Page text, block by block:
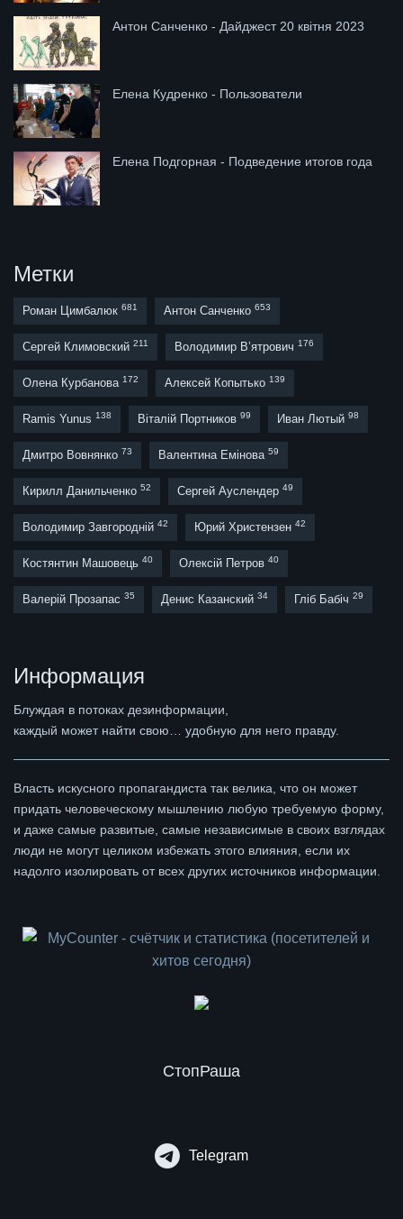
Антон Санченко - Дайджест 20 квітня 2023
Елена Кудренко - Пользователи
Елена Подгорная - Подведение итогов года
Метки
Роман Цимбалюк 681 Антон Санченко 653
Сергей Климовский 211 Володимир В’ятрович 176
Олена Курбанова 172 Алексей Копытько 139
Ramis Yunus 138 Віталій Портников 99 Иван Лютый 98
Дмитро Вовнянко 73 Валентина Емінова 59
Кирилл Данильченко 52 Сергей Ауслендер 49
Володимир Завгородній 42 Юрий Христензен 42
Костянтин Машовець 40 Олексій Петров 40
Валерій Прозапас 35 Денис Казанский 34 Гліб Бабіч 29
Информация
Блуждая в потоках дезинформации,
каждый может найти свою… удобную для него правду.
Власть искусного пропагандиста так велика, что он может
придать человеческому мышлению любую требуемую форму,
и даже самые развитые, самые независимые в своих взглядах
люди не могут целиком избежать этого влияния, если их
надолго изолировать от всех других источников информации.
СтопРаша
Telegram